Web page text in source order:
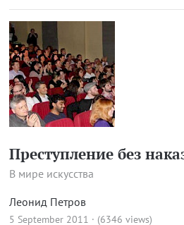
Преступление без
В мире искусства
Леонид Петров
5 September 2011 · (6346 views)